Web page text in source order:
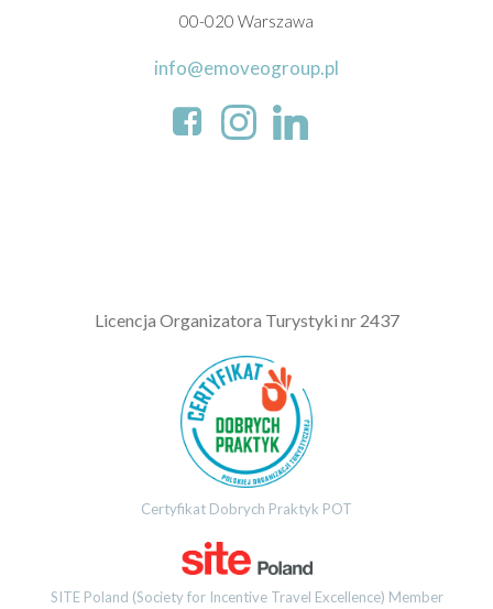
00-020 Warszawa
info@emoveogroup.pl
Licencja Organizatora Turystyki nr 2437
Certyfikat Dobrych Praktyk POT
SITE Poland (Society for Incentive Travel Excellence) Member